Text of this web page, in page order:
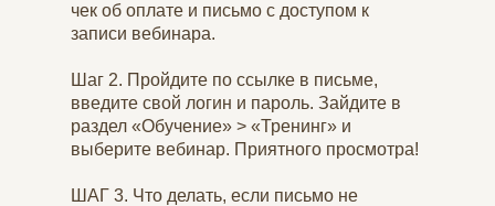
чек об оплате и письмо с доступом к
записи вебинара.
Шаг 2. Пройдите по ссылке в письме,
введите свой логин и пароль. Зайдите в
раздел «Обучение» > «Тренинг» и
выберите вебинар. Приятного просмотра!
ШАГ 3. Что делать, если письмо не